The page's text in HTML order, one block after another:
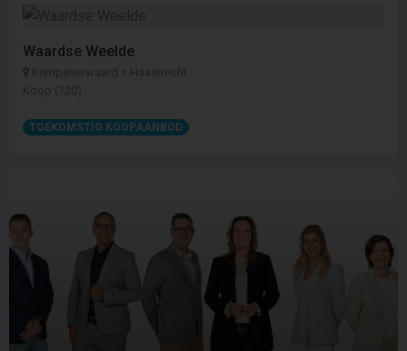
Waardse Weelde
Krimpenerwaard > Haastrecht
Koop (120)
TOEKOMSTIG KOOPAANBOD